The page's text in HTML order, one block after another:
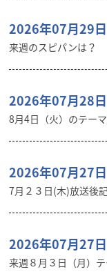
2026年07月29日
来週のスピパンは？
2026年07月28日
8月4日（火）のテー
2026年07月27日
7月２３日(木)放送後
2026年07月27日
来週８月３日（月）